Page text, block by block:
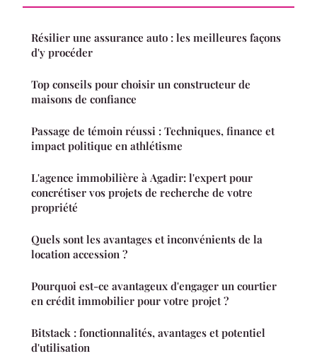
Résilier une assurance auto : les meilleures façons
d'y procéder
Top conseils pour choisir un constructeur de
maisons de confiance
Passage de témoin réussi : Techniques, finance et
impact politique en athlétisme
L'agence immobilière à Agadir: l'expert pour
concrétiser vos projets de recherche de votre
propriété
Quels sont les avantages et inconvénients de la
location accession ?
Pourquoi est-ce avantageux d'engager un courtier
en crédit immobilier pour votre projet ?
Bitstack : fonctionnalités, avantages et potentiel
d'utilisation